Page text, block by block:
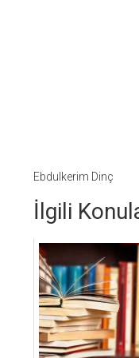
Ebdulkerim Dinç
İlgili